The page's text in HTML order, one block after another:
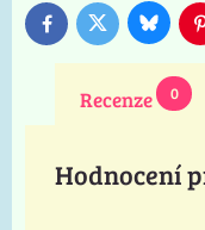
FacebookTwitterBluesky
Recenze 0
Hodnocení